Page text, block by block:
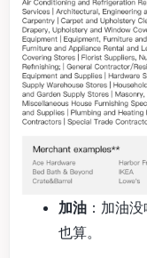
加油 ：加油
也算。